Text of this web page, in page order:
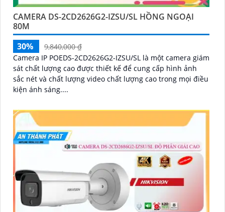
CAMERA DS-2CD2626G2-IZSU/SL HỒNG NGOẠI
80M
30%
9,840,000 ₫
Camera IP POEDS-2CD2626G2-IZSU/SL là một camera giám
sát chất lượng cao được thiết kế để cung cấp hình ảnh
sắc nét và chất lượng video chất lượng cao trong mọi điều
kiện ánh sáng....